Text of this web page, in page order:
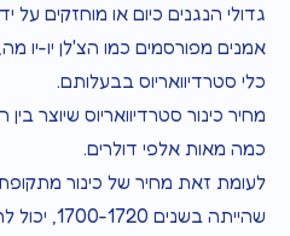
גדולי הנגנים כיום או מוחזקים
אמנים מפורסמים כמו הצ'לן יו-יו
כלי סטרדיוואריוס בבעלותם.
כמה מאות אלפי דולרים.
לעומת זאת מחיר של כינור
שהייתה